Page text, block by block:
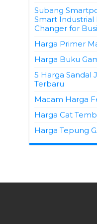
Subang
Smart Industrial
Changer for
Harga Primer
Harga Buku
5 Harga Sandal
Terbaru
Macam Harga
Harga Cat
Harga Tepung